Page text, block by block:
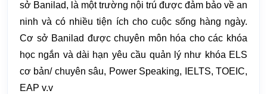
sở Banilad, là một trường nội trú được đảm bảo về an
ninh và có nhiều tiện ích cho cuộc sống hàng ngày.
Cơ sở Banilad được chuyên môn hóa cho các khóa
học ngắn và dài hạn yêu cầu quản lý như khóa ELS
cơ bản/ chuyên sâu, Power Speaking, IELTS, TOEIC,
EAP v.v